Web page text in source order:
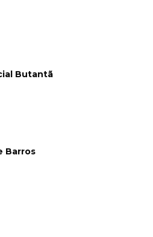
Butantã
Barros